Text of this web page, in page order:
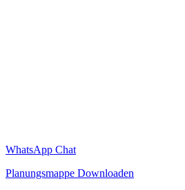
WhatsApp Chat
Planungsmappe Downloaden